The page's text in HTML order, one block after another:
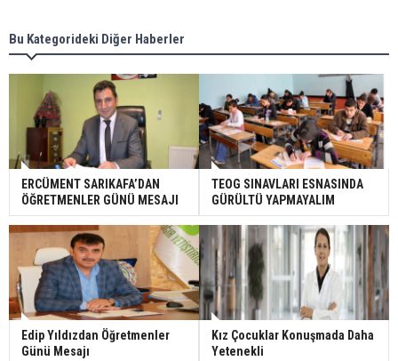
Bu Kategorideki Diğer Haberler
ERCÜMENT SARIKAFA’DAN
ÖĞRETMENLER GÜNÜ MESAJI
TEOG SINAVLARI ESNASINDA
GÜRÜLTÜ YAPMAYALIM
Edip Yıldızdan Öğretmenler
Günü Mesajı
Kız Çocuklar Konuşmada Daha
Yetenekli